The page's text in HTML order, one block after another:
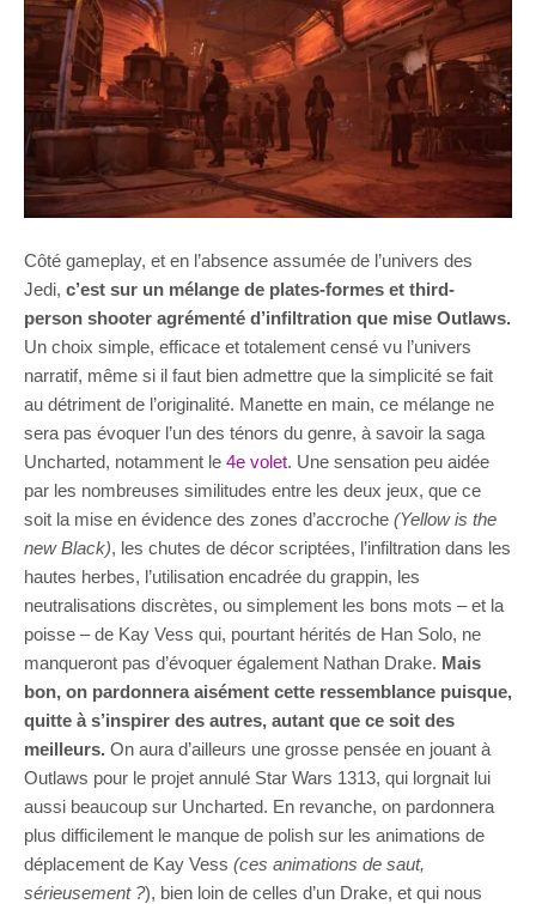
Côté gameplay, et en l’absence assumée de l’univers des
Jedi, c’est sur un mélange de plates-formes et third-
person shooter agrémenté d’infiltration que mise Outlaws.
Un choix simple, efficace et totalement censé vu l’univers
narratif, même si il faut bien admettre que la simplicité se fait
au détriment de l’originalité. Manette en main, ce mélange ne
sera pas évoquer l’un des ténors du genre, à savoir la saga
Uncharted, notamment le 4e volet. Une sensation peu aidée
par les nombreuses similitudes entre les deux jeux, que ce
soit la mise en évidence des zones d’accroche (Yellow is the
new Black), les chutes de décor scriptées, l’infiltration dans les
hautes herbes, l’utilisation encadrée du grappin, les
neutralisations discrètes, ou simplement les bons mots – et la
poisse – de Kay Vess qui, pourtant hérités de Han Solo, ne
manqueront pas d’évoquer également Nathan Drake. Mais
bon, on pardonnera aisément cette ressemblance puisque,
quitte à s’inspirer des autres, autant que ce soit des
meilleurs. On aura d’ailleurs une grosse pensée en jouant à
Outlaws pour le projet annulé Star Wars 1313, qui lorgnait lui
aussi beaucoup sur Uncharted. En revanche, on pardonnera
plus difficilement le manque de polish sur les animations de
déplacement de Kay Vess (ces animations de saut,
sérieusement ?), bien loin de celles d’un Drake, et qui nous